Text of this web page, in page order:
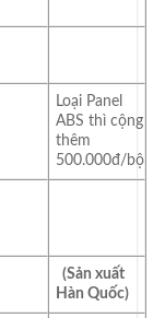
Loại Panel
ABS thì cộng
thêm
500.000đ/bộ
(Sản xuất
Hàn Quốc)